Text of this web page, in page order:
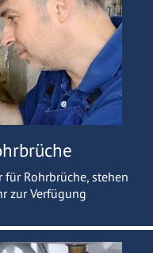
Rohrbrüche, stehen
zur Verfügung